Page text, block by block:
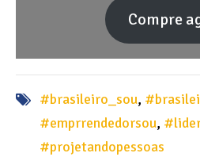
Compre
#brasileiro_sou,
#emprrendedorsou,
#projetandopessoas